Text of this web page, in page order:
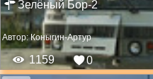
Зелёный Бор-2
Автор:Коныгин-Артур
1159 0